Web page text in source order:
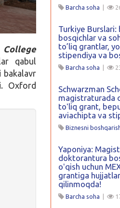
qabul
bakalavr
Oxford
Barcha soha
Turkiye Burslari:
bosqichlar va
to’liq grantlar,
stipendiya va
Barcha soha
Schwarzman
magistraturada
toʻliq grant,
aviachipta va
Biznesni
Yaponiya:
doktorantura
oʻqish uchun
grantiga
qilinmoqda!
Barcha soha